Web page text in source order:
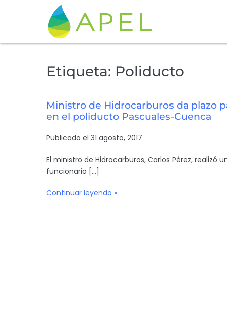
Etiqueta: Poliducto
Ministro de Hidrocarburos da plazo
en el poliducto Pascuales-Cuenca
Publicado el 31 agosto, 2017
El ministro de Hidrocarburos, Carlos Pérez,
funcionario […]
Continuar leyendo »